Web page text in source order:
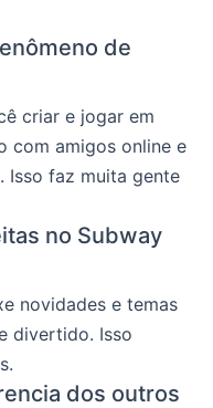
de
criar e jogar em
com amigos online e
Isso faz muita gente
no Subway
novidades e temas
divertido. Isso
dos outros